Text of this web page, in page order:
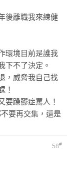
後離職我來練健
環境目前是護我
下不了決定。
，威脅我自己找
！
要躁鬱症罵人！
要再交集，還是
58#